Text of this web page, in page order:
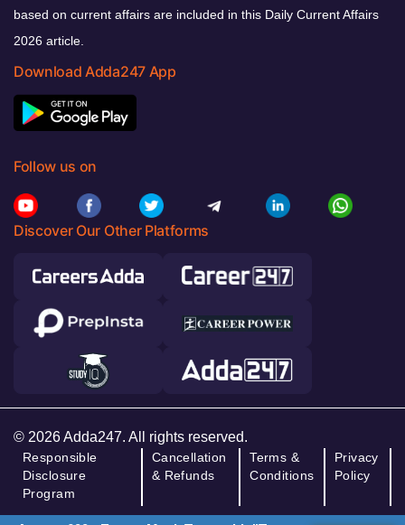
based on current affairs are included in this Daily Current Affairs
2026 article.
Download Adda247 App
Follow us on
Discover Our Other Platforms
© 2026 Adda247. All rights reserved.
Responsible
Disclosure
Program
Cancellation
& Refunds
Terms &
Conditions
Privacy
Policy